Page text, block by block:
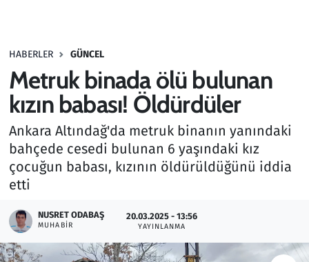
HABERLER GÜNCEL
Metruk binada ölü bulunan
kızın babası! Öldürdüler
Ankara Altındağ'da metruk binanın yanındaki
bahçede cesedi bulunan 6 yaşındaki kız
çocuğun babası, kızının öldürüldüğünü iddia
etti
NUSRET ODABAŞ
MUHABIR
20.03.2025 - 13:56
YAYINLANMA
Haber
Kültür Sanat
Kurumsal Haberler
Lezzet Durağı